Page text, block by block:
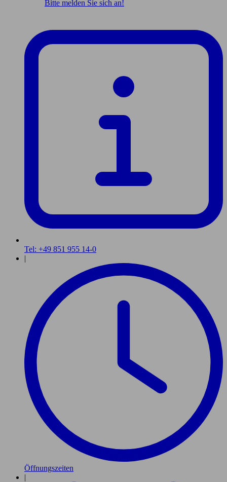
Bitte melden Sie sich an!
Tel: +49 851 955 14-0
|
Öffnungszeiten
|